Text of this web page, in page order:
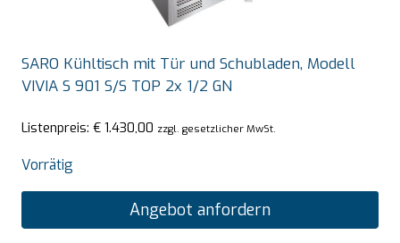
SARO Kühltisch mit Tür und Schubladen, Modell
VIVIA S 901 S/S TOP 2x 1/2 GN
Listenpreis: € 1.430,00 zzgl. gesetzlicher MwSt.
Vorrätig
Angebot anfordern